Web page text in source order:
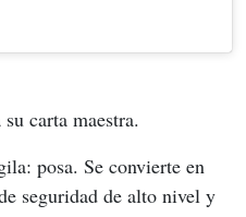
carta maestra.
posa. Se convierte en
seguridad de alto nivel y